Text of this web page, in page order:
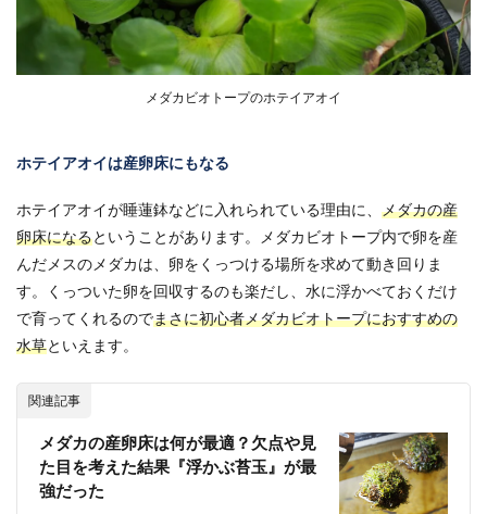
メダカビオトープのホテイアオイ
ホテイアオイは産卵床にもなる
ホテイアオイが睡蓮鉢などに入れられている理由に、 メダカの産
卵床になるということがあります。メダカビオトープ内で卵を産
んだメスのメダカは、卵をくっつける場所を求めて動き回りま
す。くっついた卵を回収するのも楽だし、水に浮かべておくだけ
で育ってくれるのでまさに初心者メダカビオトープにおすすめの
水草といえます。
関連記事
メダカの産卵床は何が最適？欠点や見
た目を考えた結果『浮かぶ苔玉』が最
強だった